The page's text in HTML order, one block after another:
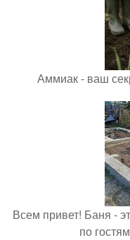
Аммиак - ваш
Всем привет! Баня -
по